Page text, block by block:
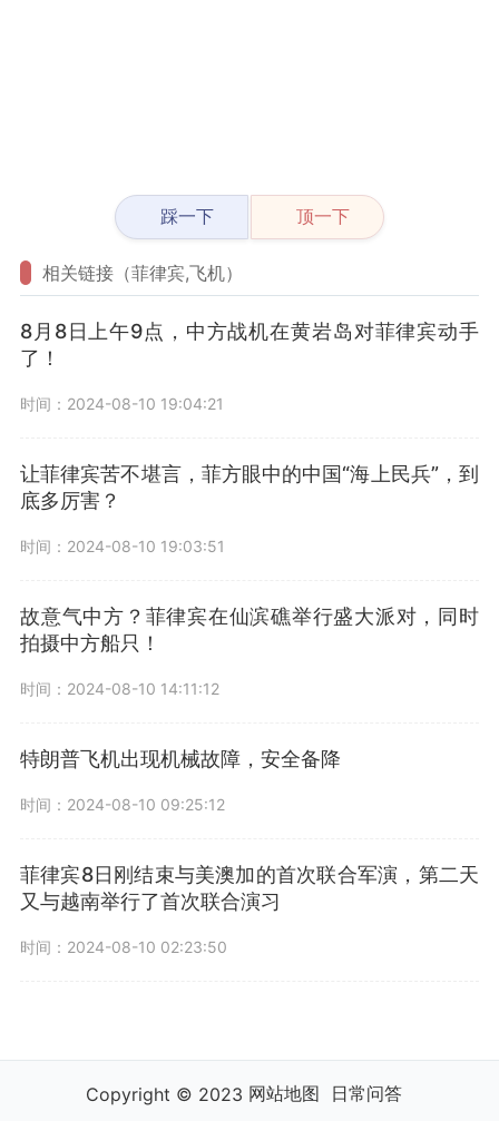
踩一下 顶一下
相关链接（菲律宾,飞机）
8月8日上午9点，中方战机在黄岩岛对菲律宾动手
了！
时间：2024-08-10 19:04:21
让菲律宾苦不堪言，菲方眼中的中国“海上民兵”，到
底多厉害？
时间：2024-08-10 19:03:51
故意气中方？菲律宾在仙滨礁举行盛大派对，同时
拍摄中方船只！
时间：2024-08-10 14:11:12
特朗普飞机出现机械故障，安全备降
时间：2024-08-10 09:25:12
菲律宾8日刚结束与美澳加的首次联合军演，第二天
又与越南举行了首次联合演习
时间：2024-08-10 02:23:50
Copyright © 2023 网站地图 日常问答